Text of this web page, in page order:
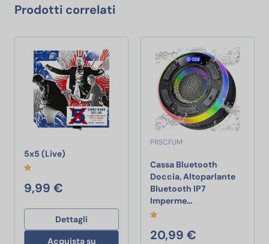
Prodotti correlati
5x5 (Live)
9,99 €
Dettagli
Acquista su
PRSCFUM
Cassa Bluetooth
Doccia, Altoparlante
Bluetooth IP7
Imperme…
20,99 €